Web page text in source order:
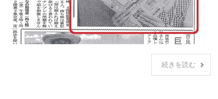
続きを読む